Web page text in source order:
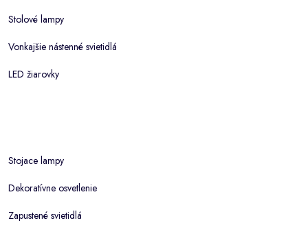
Stolové lampy
Vonkajšie nástenné svietidlá
LED žiarovky
Stojace lampy
Dekoratívne osvetlenie
Zapustené svietidlá